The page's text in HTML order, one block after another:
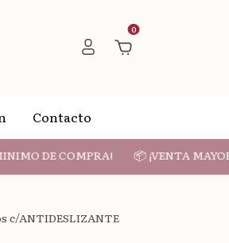
0
Contacto
DE COMPRA! 📦 ¡VENTA
c/ANTIDESLIZANTE